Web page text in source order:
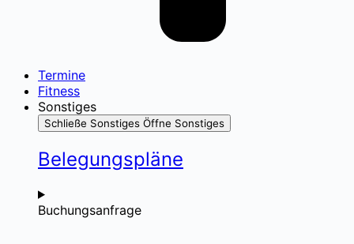
Termine
Fitness
Sonstiges
Schließe Sonstiges Öffne Sonstiges
Belegungspläne
Buchungsanfrage